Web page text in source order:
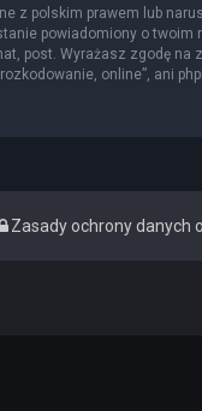
z polskim prawem lub
powiadomiony o twoim
post. Wyrażasz zgodę
online”, ani
Zasady ochrony danych